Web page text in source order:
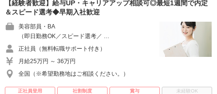
【経験者歓迎】給与UP・キャリアアップ相談可◎最短1週間で内定
＆スピード選考◆早期入社歓迎
美容部員・BA
（即日勤務OK／スピード選考／ …
正社員（無料転職サポート付き）
月給25万円 ～ 36万円
全国（※希望勤務地はご相談ください。）
正社員登用 社割制度 賞与
未経験OK